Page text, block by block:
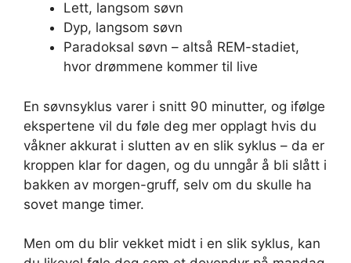
Lett, langsom søvn
Dyp, langsom søvn
Paradoksal søvn – altså REM-stadiet,
hvor drømmene kommer til live
En søvnsyklus varer i snitt 90 minutter, og ifølge
ekspertene vil du føle deg mer opplagt hvis du
våkner akkurat i slutten av en slik syklus – da er
kroppen klar for dagen, og du unngår å bli slått i
bakken av morgen-gruff, selv om du skulle ha
sovet mange timer.
Men om du blir vekket midt i en slik syklus, kan